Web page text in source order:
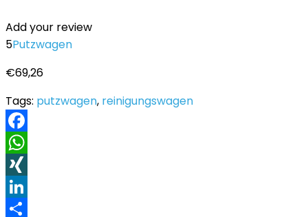
Add your review
5Putzwagen
€69,26
Tags: putzwagen, reinigungswagen
Facebook
WhatsApp
XING
LinkedIn